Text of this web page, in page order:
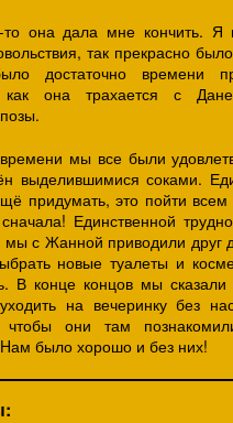
то она дала мне кончить. Я
так прекрасно
достаточно времени
как она трахается с
мы все были
выделившимися соками.
придумать, это пойти
Единственной
мы с Жанной приводили друг
новые туалеты и
В конце концов мы
на вечеринку без
чтобы они там
было хорошо и без них!